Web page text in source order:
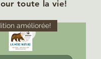
toute la vie!
améliorée!